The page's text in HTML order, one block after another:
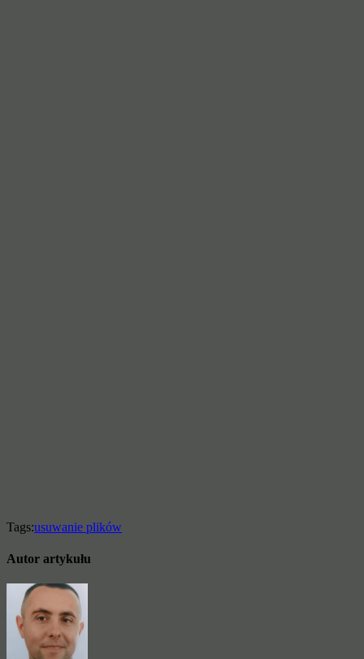
Tags:usuwanie plików
Autor artykułu